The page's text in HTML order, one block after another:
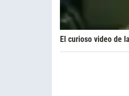
El curioso video de